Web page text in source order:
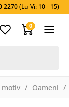
2270(Lu-Vi: 10 - 15)
0
motiv Oameni